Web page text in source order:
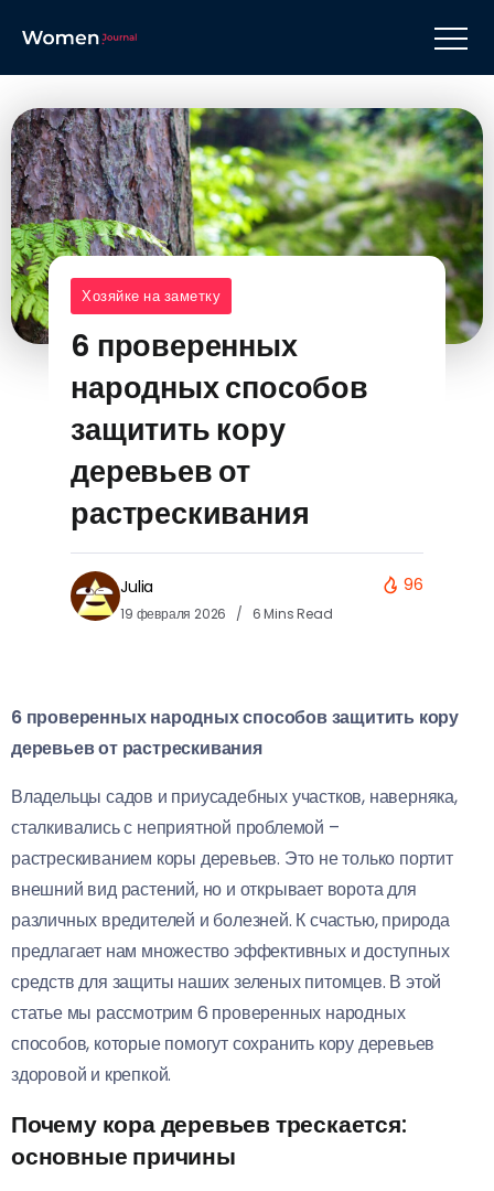
Хозяйке на заметку
6 проверенных
народных способов
защитить кору
деревьев от
растрескивания
Julia
19 февраля 2026 6 Mins Read
96
6 проверенных народных способов защитить кору
деревьев от растрескивания
Владельцы садов и приусадебных участков, наверняка,
сталкивались с неприятной проблемой –
растрескиванием коры деревьев. Это не только портит
внешний вид растений, но и открывает ворота для
различных вредителей и болезней. К счастью, природа
предлагает нам множество эффективных и доступных
средств для защиты наших зеленых питомцев. В этой
статье мы рассмотрим 6 проверенных народных
способов, которые помогут сохранить кору деревьев
здоровой и крепкой.
Почему кора деревьев трескается:
основные причины